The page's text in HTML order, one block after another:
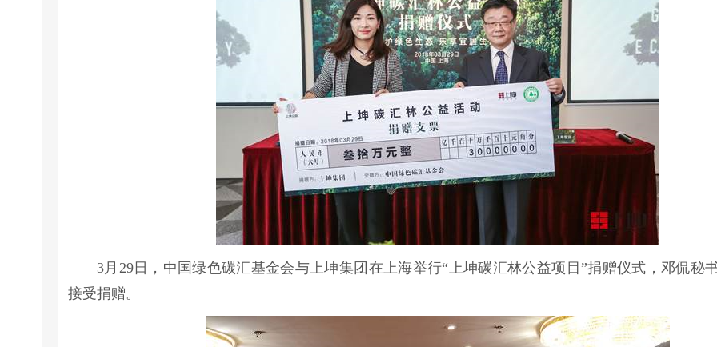
3月29日，中国绿色碳汇基金会与上坤集团在上海举行“上坤碳汇林公益项目”捐赠仪式，邓侃秘
接受捐赠。